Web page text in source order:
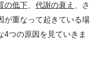
の低下 代謝の衰え
、さ
が重なって起きている場
4つの原因を見ていきま